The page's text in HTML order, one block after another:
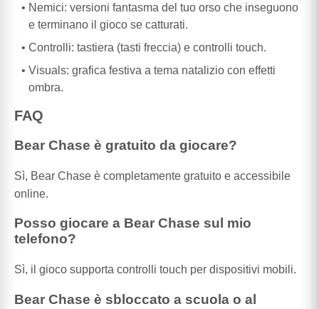
Nemici: versioni fantasma del tuo orso che inseguono
e terminano il gioco se catturati.
Controlli: tastiera (tasti freccia) e controlli touch.
Visuals: grafica festiva a tema natalizio con effetti
ombra.
FAQ
Bear Chase è gratuito da giocare?
Sì, Bear Chase è completamente gratuito e accessibile
online.
Posso giocare a Bear Chase sul mio
telefono?
Sì, il gioco supporta controlli touch per dispositivi mobili.
Bear Chase è sbloccato a scuola o al